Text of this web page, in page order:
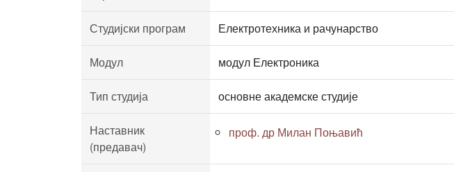
Студијски програм Електротехника и рачунарство
Модул модул Електроника
Тип студија основне академске студије
Наставник
(предавач)
проф. др Милан Поњавић